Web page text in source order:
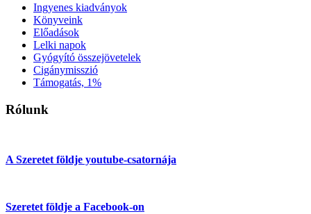
Ingyenes kiadványok
Könyveink
Előadások
Lelki napok
Gyógyító összejövetelek
Cigánymisszió
Támogatás, 1%
Rólunk
A Szeretet földje youtube-csatornája
Szeretet földje a Facebook-on